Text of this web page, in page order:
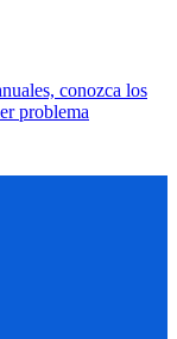
conozca los
problema